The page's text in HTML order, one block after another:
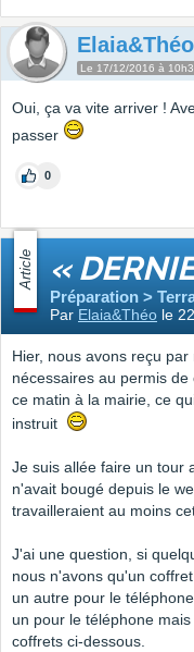
Elaia&Théo
Le 17/12/2016 à
Oui, ça va vite arriver !
passer
0
Article «
Préparation >
Par Elaia&Théo le
Hier, nous avons reçu
nécessaires au permis
ce matin à la mairie, ce
instruit
Je suis allée faire un tour
n'avait bougé depuis le
travailleraient au moins
J'ai une question, si
nous n'avons qu'un
un autre pour le
un pour le téléphone
coffrets ci-dessous.